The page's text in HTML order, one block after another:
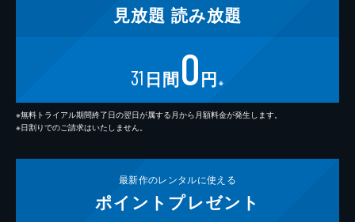
見放題 読み放題
31 日間0円 ※
※無料トライアル期間終了日の翌日が属する月から月額料金が発生します。
※日割りでのご請求はいたしません。
最新作のレンタルに使える
ポイント プレゼント